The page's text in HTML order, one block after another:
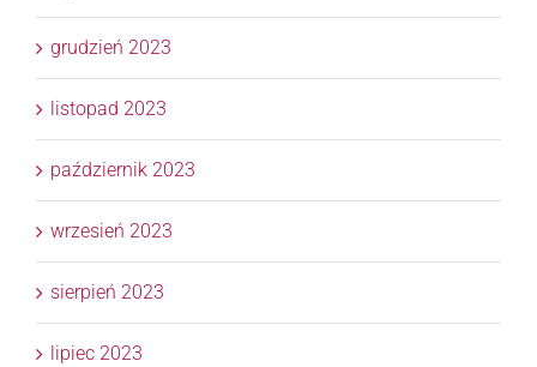
grudzień 2023
listopad 2023
październik 2023
wrzesień 2023
sierpień 2023
lipiec 2023